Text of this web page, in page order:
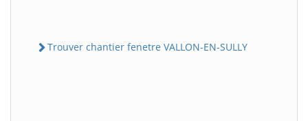
Trouver chantier fenetre VALLON-EN-SULLY